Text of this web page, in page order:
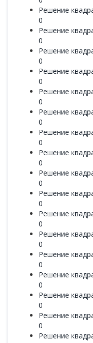
Решение
0
Решение
0
Решение
0
Решение
0
Решение
0
Решение
0
Решение
0
Решение
0
Решение
0
Решение
0
Решение
0
Решение
0
Решение
0
Решение
0
Решение
0
Решение
0
Решение